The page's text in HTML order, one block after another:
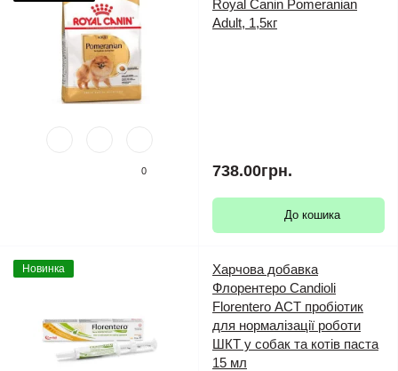
0
Royal Canin Pomeranian
Adult, 1,5кг
738.00грн.
До кошика
Новинка
Харчова добавка
Флорентеро Candioli
Florentero АСТ пробіотик
для нормалізації роботи
ШКТ у собак та котів паста
15 мл